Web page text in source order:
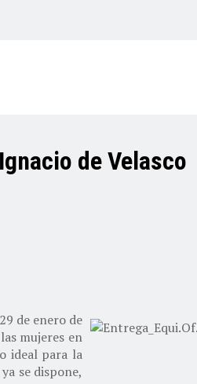
de Velasco
de enero de
mujeres en
ideal para la
se dispone,